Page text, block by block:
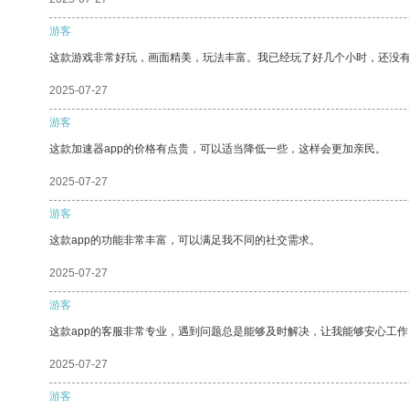
游客
这款游戏非常好玩，画面精美，玩法丰富。我已经玩了好几个小时，还没有
2025-07-27
游客
这款加速器app的价格有点贵，可以适当降低一些，这样会更加亲民。
2025-07-27
游客
这款app的功能非常丰富，可以满足我不同的社交需求。
2025-07-27
游客
这款app的客服非常专业，遇到问题总是能够及时解决，让我能够安心工作
2025-07-27
游客